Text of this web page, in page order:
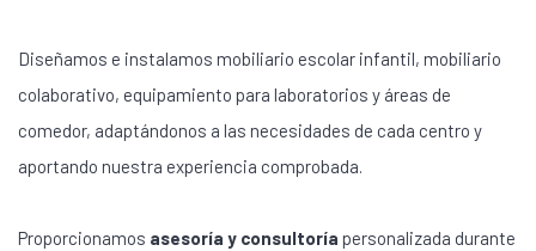
Diseñamos e instalamos mobiliario escolar infantil, mobiliario
colaborativo, equipamiento para laboratorios y áreas de
comedor, adaptándonos a las necesidades de cada centro y
aportando nuestra experiencia comprobada.
Proporcionamos asesoría y consultoría personalizada durante